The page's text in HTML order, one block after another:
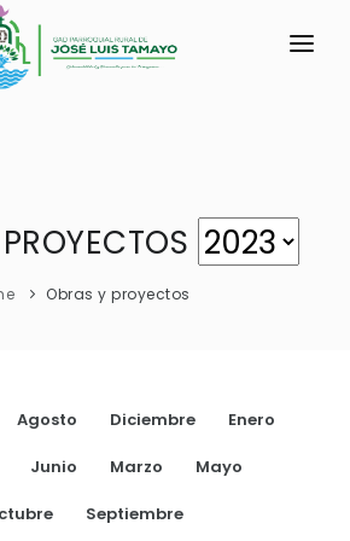
información pública
Obras y proyectos
Agosto Diciembre Enero
Junio Marzo Mayo
Septiembre